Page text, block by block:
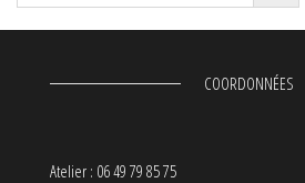
COORDONNÉES
Atelier : 06 49 79 85 75